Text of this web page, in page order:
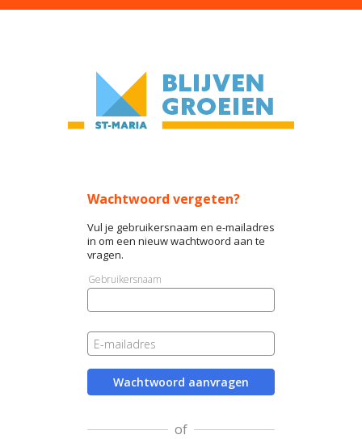
Wachtwoord vergeten?
Vul je gebruikersnaam en e-mailadres
in om een nieuw wachtwoord aan te
vragen.
Gebruikersnaam
E-mailadres
Wachtwoord aanvragen
of